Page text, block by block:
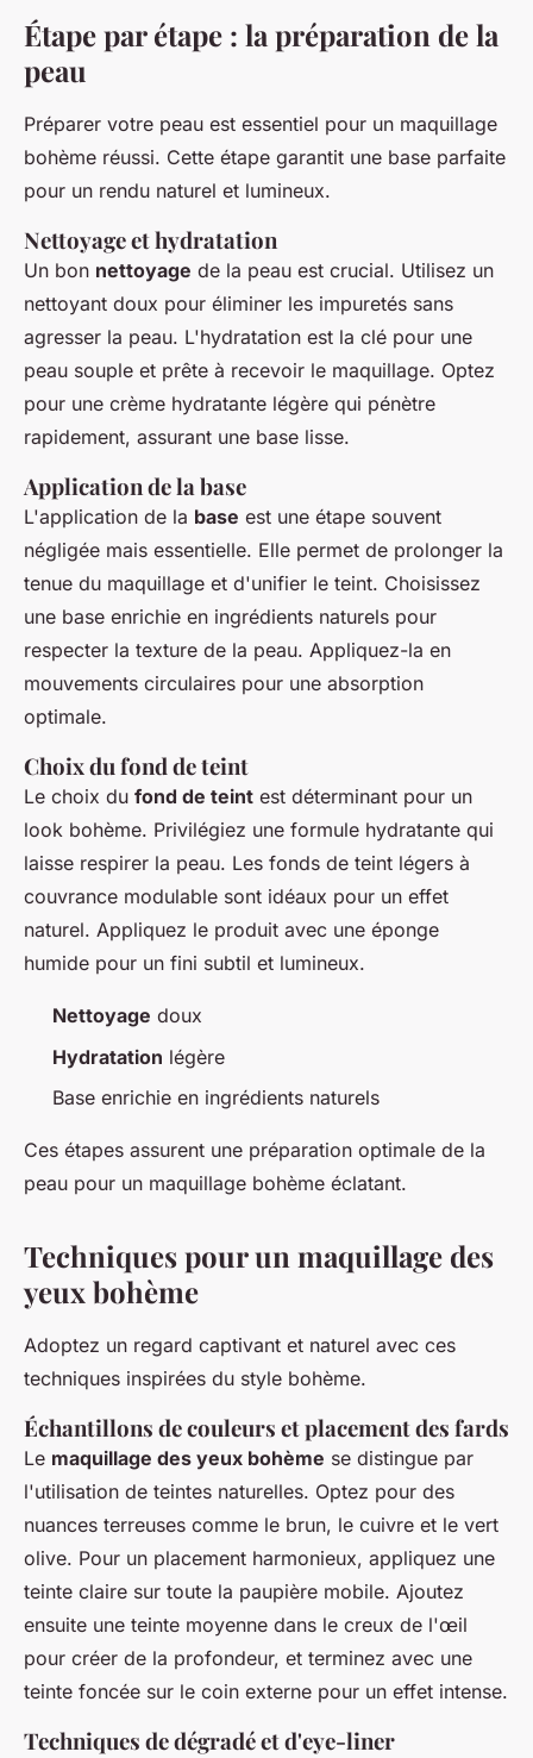
Étape par étape : la préparation de la
peau
Préparer votre peau est essentiel pour un maquillage
bohème réussi. Cette étape garantit une base parfaite
pour un rendu naturel et lumineux.
Nettoyage et hydratation
Un bon nettoyage de la peau est crucial. Utilisez un
nettoyant doux pour éliminer les impuretés sans
agresser la peau. L'hydratation est la clé pour une
peau souple et prête à recevoir le maquillage. Optez
pour une crème hydratante légère qui pénètre
rapidement, assurant une base lisse.
Application de la base
L'application de la base est une étape souvent
négligée mais essentielle. Elle permet de prolonger la
tenue du maquillage et d'unifier le teint. Choisissez
une base enrichie en ingrédients naturels pour
respecter la texture de la peau. Appliquez-la en
mouvements circulaires pour une absorption
optimale.
Choix du fond de teint
Le choix du fond de teint est déterminant pour un
look bohème. Privilégiez une formule hydratante qui
laisse respirer la peau. Les fonds de teint légers à
couvrance modulable sont idéaux pour un effet
naturel. Appliquez le produit avec une éponge
humide pour un fini subtil et lumineux.
Nettoyage doux
Hydratation légère
Base enrichie en ingrédients naturels
Ces étapes assurent une préparation optimale de la
peau pour un maquillage bohème éclatant.
Techniques pour un maquillage des
yeux bohème
Adoptez un regard captivant et naturel avec ces
techniques inspirées du style bohème.
Échantillons de couleurs et placement des fards
Le maquillage des yeux bohème se distingue par
l'utilisation de teintes naturelles. Optez pour des
nuances terreuses comme le brun, le cuivre et le vert
olive. Pour un placement harmonieux, appliquez une
teinte claire sur toute la paupière mobile. Ajoutez
ensuite une teinte moyenne dans le creux de l'œil
pour créer de la profondeur, et terminez avec une
teinte foncée sur le coin externe pour un effet intense.
Techniques de dégradé et d'eye-liner